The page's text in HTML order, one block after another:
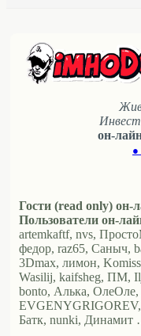
он-
●
Гости (read only) он-
Пользователи он-
artemkaftf, nvs,
федор, raz65, Саныч,
3Dmax, лимон,
Wasilij, kaifsheg, ПМ,
bonto, Алька,
EVGENYGRIGOREV,
Батк, nunki, Динамит